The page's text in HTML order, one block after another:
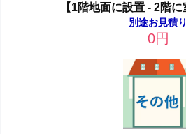
【1階地面に設置 - 2階に
別途お見積り
0円